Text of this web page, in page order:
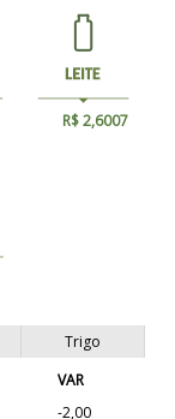
R$ 2,6007
Trigo
VAR
-2,00